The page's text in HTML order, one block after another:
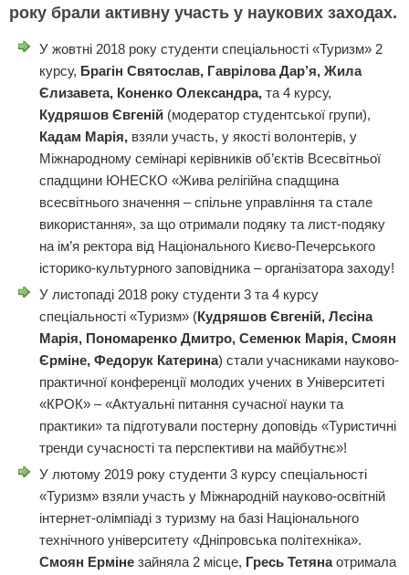
року брали активну участь у наукових заходах.
У жовтні 2018 року студенти спеціальності «Туризм» 2
курсу, Брагін Святослав, Гаврілова Дар’я, Жила
Єлизавета, Коненко Олександра, та 4 курсу,
Кудряшов Євгеній (модератор студентської групи),
Кадам Марія, взяли участь, у якості волонтерів, у
Міжнародному семінарі керівників об’єктів Всесвітньої
спадщини ЮНЕСКО «Жива релігійна спадщина
всесвітнього значення – спільне управління та стале
використання», за що отримали подяку та лист-подяку
на ім’я ректора від Національного Києво-Печерського
історико-культурного заповідника – організатора заходу!
У листопаді 2018 року студенти 3 та 4 курсу
спеціальності «Туризм» (Кудряшов Євгеній, Лєсіна
Марія, Пономаренко Дмитро, Семенюк Марія, Смоян
Єрміне, Федорук Катерина) стали учасниками науково-
практичної конференції молодих учених в Університеті
«КРОК» – «Актуальні питання сучасної науки та
практики» та підготували постерну доповідь «Туристичні
тренди сучасності та перспективи на майбутнє»!
У лютому 2019 року студенти 3 курсу спеціальності
«Туризм» взяли участь у Міжнародній науково-освітній
інтернет-олімпіаді з туризму на базі Національного
технічного університету «Дніпровська політехніка».
Смоян Ерміне зайняла 2 місце, Гресь Тетянаотримала